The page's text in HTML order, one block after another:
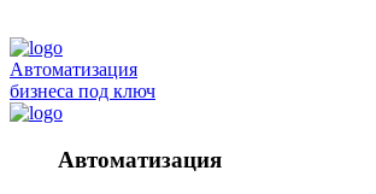
Автоматизация
бизнеса под ключ
Автоматизация